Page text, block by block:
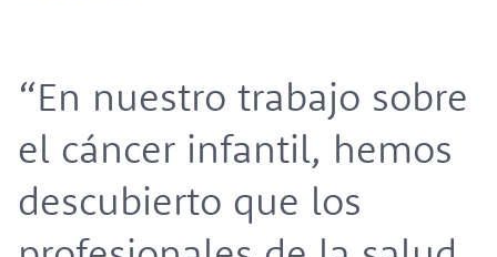
“En nuestro trabajo sobre
el cáncer infantil, hemos
descubierto que los